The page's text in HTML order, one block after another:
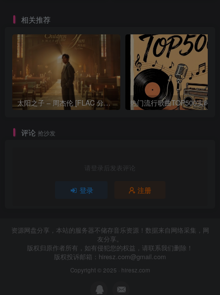
相关推荐
太阳之子 – 周杰伦 [FLAC 分轨 192Khz 24bit]
评论 抢沙发
请登录后发表评论
登录 注册
资源网盘分享，本站的服务器不储存音乐资源！数据来自网络采集，网
友分享。
版权归原作者所有，如有侵犯您的权益，请联系我们删除！
版权投诉邮箱： hiresz.com@gmail.com
Copyright © 2025 · hiresz.com